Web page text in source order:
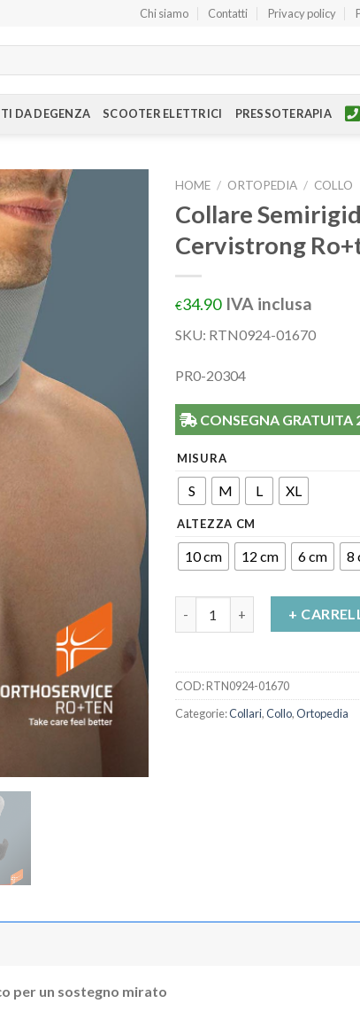
Chi siamo Contatti Privacy policy
DA DEGENZA SCOOTER ELETTRICI PRESSOTERAPIA
HOME / ORTOPEDIA / COLLO
Collare
Cervistrong
€34.90 IVA inclusa
SKU: RTN0924-01670
PR0-20304
CONSEGNA
MISURA
S M L XL
ALTEZZA CM
10 cm 12 cm 6 cm 8
+
COD:RTN0924-01670
Categorie:Collari,Collo,Ortopedia
per un sostegno mirato